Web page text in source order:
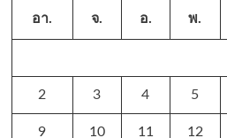
อา. จ. อ. พ.
2 3 4 5
9 10 11 12